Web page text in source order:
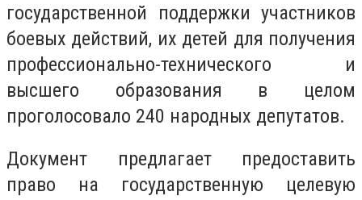
государственной поддержки участников
боевых действий, их детей для получения
профессионально-технического и
высшего образования в целом
проголосовало 240 народных депутатов.
Документ предлагает предоставить
право на государственную целевую